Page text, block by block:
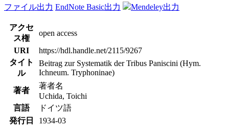
ファイル出力 EndNote Basic出力 Mendeley出力
アクセ
ス権
open access
URI
https://hdl.handle.net/2115/9267
タイト
ル
Beitrag zur Systematik der Tribus Paniscini (Hym.
Ichneum. Tryphoninae)
著者
著者名
Uchida, Toichi
言語
ドイツ語
発行日
1934-03